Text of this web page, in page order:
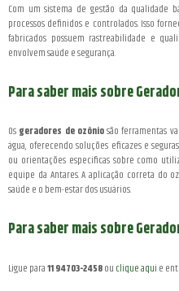
Com um sistema de gestão da qualidade
processos definidos e controlados. Isso
fabricados possuem rastreabilidade e
envolvem saúde e segurança.
Para saber mais sobre
Os geradores de ozôniosão ferramentas
água, oferecendo soluções eficazes e
ou orientações específicas sobre como
equipe da Antares. A aplicação correta do
saúde e o bem-estar dos usuários.
Para saber mais sobre
Ligue para11 94703-2458ou clique aqui e